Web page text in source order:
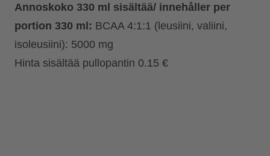
Annoskoko 330 ml sisältää/ innehåller per
portion 330 ml: BCAA 4:1:1 (leusiini, valiini,
isoleusiini): 5000 mg
Hinta sisältää pullopantin 0.15 €